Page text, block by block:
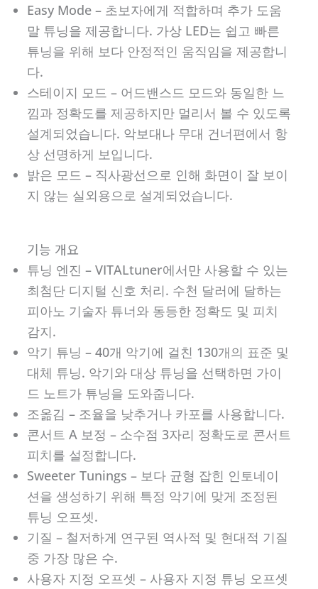
Easy Mode – 초보자에게 적합하며 추가 도움
말 튜닝을 제공합니다. 가상 LED는 쉽고 빠른
튜닝을 위해 보다 안정적인 움직임을 제공합니
다.
스테이지 모드 – 어드밴스드 모드와 동일한 느
낌과 정확도를 제공하지만 멀리서 볼 수 있도록
설계되었습니다. 악보대나 무대 건너편에서 항
상 선명하게 보입니다.
밝은 모드 – 직사광선으로 인해 화면이 잘 보이
지 않는 실외용으로 설계되었습니다.
기능 개요
튜닝 엔진 – VITALtuner에서만 사용할 수 있는
최첨단 디지털 신호 처리. 수천 달러에 달하는
피아노 기술자 튜너와 동등한 정확도 및 피치
감지.
악기 튜닝 – 40개 악기에 걸친 130개의 표준 및
대체 튜닝. 악기와 대상 튜닝을 선택하면 가이
드 노트가 튜닝을 도와줍니다.
조옮김 – 조율을 낮추거나 카포를 사용합니다.
콘서트 A 보정 – 소수점 3자리 정확도로 콘서트
피치를 설정합니다.
Sweeter Tunings – 보다 균형 잡힌 인토네이
션을 생성하기 위해 특정 악기에 맞게 조정된
튜닝 오프셋.
기질 – 철저하게 연구된 역사적 및 현대적 기질
중 가장 많은 수.
사용자 지정 오프셋 – 사용자 지정 튜닝 오프셋